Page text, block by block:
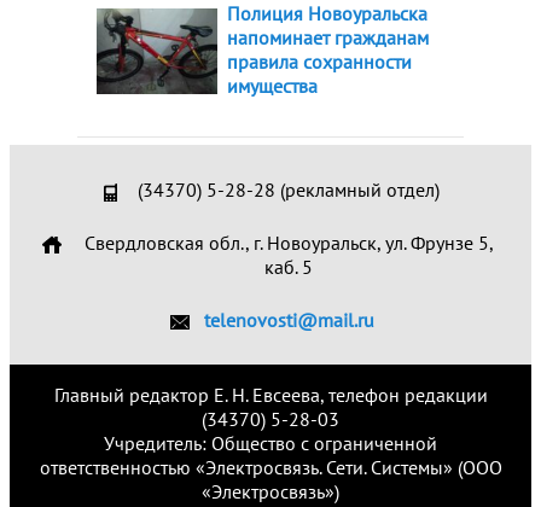
Полиция Новоуральска
напоминает гражданам
правила сохранности
имущества
(34370) 5-28-28 (рекламный отдел)
Свердловская обл., г. Новоуральск, ул. Фрунзе 5,
каб. 5
telenovosti@mail.ru
Главный редактор Е. Н. Евсеева, телефон редакции
(34370) 5-28-03
Учредитель: Общество с ограниченной
ответственностью «Электросвязь. Сети. Системы» (ООО
«Электросвязь»)